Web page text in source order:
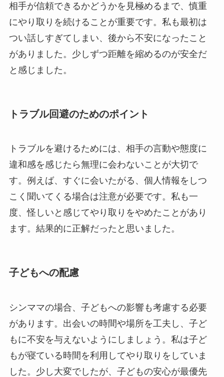
相手が信頼できるかどうかを見極めるまで、慎重
にやり取りを続けることが重要です。私も最初は
つい話しすぎてしまい、後から不安になったこと
がありました。少しずつ距離を縮めるのが安全だ
と感じました。
トラブル回避のためのポイント
トラブルを避けるためには、相手の言動や態度に
違和感を感じたら無理に会わないことが大切で
す。例えば、すぐに会いたがる、個人情報をしつ
こく聞いてくる場合は注意が必要です。私も一
度、怪しいと感じてやり取りをやめたことがあり
ます。結果的に正解だったと思いました。
子どもへの配慮
シンママの場合、子どもへの影響も考慮する必要
があります。出会いの時間や場所を工夫し、子ど
もに不安を与えないようにしましょう。私は子ど
もが寝ている時間を利用してやり取りをしていま
した。少し大変でしたが、子どもの安心が最優先